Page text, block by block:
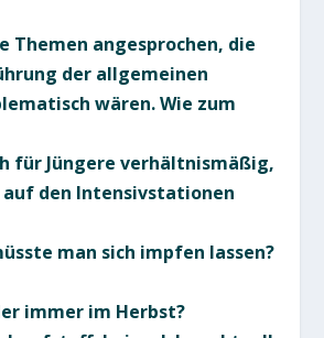
Themen angesprochen, die
der allgemeinen
wären. Wie zum
für Jüngere verhältnismäßig,
den Intensivstationen
man sich impfen lassen?
immer im Herbst?